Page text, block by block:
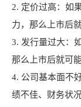
2. 定价过高：如
力，那么上市后
3. 发行量过大：
那么上市后就可
4. 公司基本面不
绩不佳、财务状